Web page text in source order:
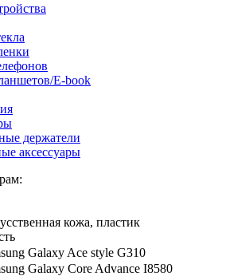
E-book
держатели
аксессуары
кожа, пластик
Galaxy Ace style G310
Galaxy Core Advance I8580